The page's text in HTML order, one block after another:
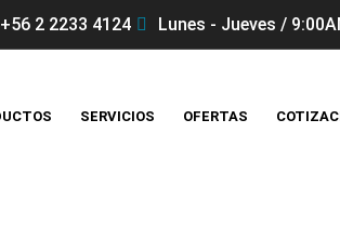
+56 2 2233 4124 Lunes - Jueves /
SERVICIOS OFERTAS